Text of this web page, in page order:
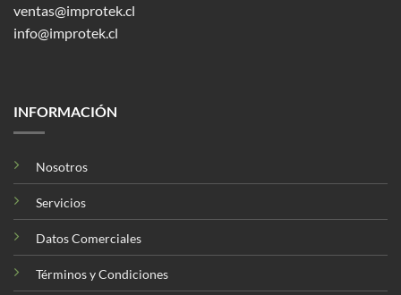
ventas@improtek.cl
info@improtek.cl
INFORMACIÓN
Nosotros
Servicios
Datos Comerciales
Términos y Condiciones